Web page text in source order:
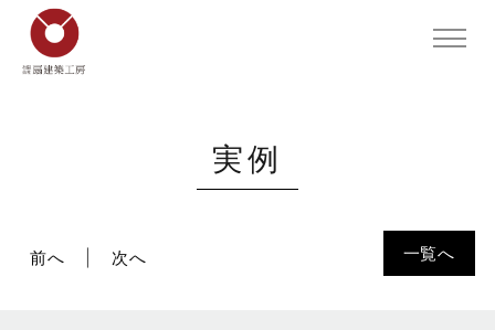
実例
一覧へ
前へ 次へ